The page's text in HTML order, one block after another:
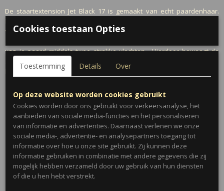
De staartextension Jet Black 17 is gemaakt van echt paardenhaar.
voorzien van twee openingen. Met behulp van de gratis bijgeleverde
van je paard middels twee strakke vlechten. Hierdoor beweegt de
staart altijd natuurlijk mee met de eigen staart en is de extension als
het ware onzichtbaar!
Hoe bepaal je de lenge van de
staartextension
Uiteraard meet je eerst de lengte van de staartwortel van je paard.
Cookies toestaan Opties
Toestemming Details Over
Op deze website worden cookies gebruikt
Cookies worden door ons gebruikt voor verkeersanalyse, het
aanbieden van sociale media-functies en het personaliseren
van informatie en advertenties. Daarnaast verlenen we onze
sociale media-, advertentie- en analysepartners toegang tot
informatie over hoe u onze site gebruikt. Zij kunnen deze
informatie gebruiken in combinatie met andere gegevens die zij
mogelijk hebben verzameld door uw gebruik van hun diensten
of die u hen hebt verstrekt.